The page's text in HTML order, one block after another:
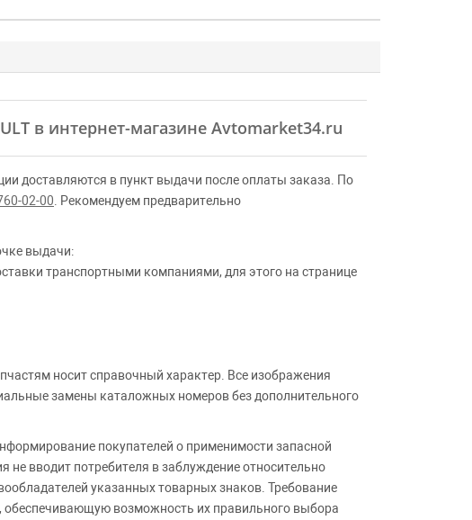
в интернет-магазине Avtomarket34.ru
доставляются в пункт выдачи после оплаты заказа. По
02-00 . Рекомендуем предварительно
выдачи:
транспортными компаниями, для этого на странице
носит справочный характер. Все изображения
замены каталожных номеров без дополнительного
покупателей о применимости запасной
не вводит потребителя в заблуждение относительно
указанных товарных знаков. Требование
возможность их правильного выбора